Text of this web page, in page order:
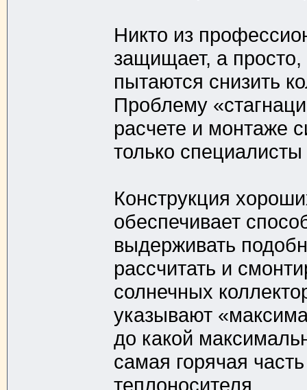
Никто из
защищает, а
пытаются снизить
Проблему
расчете и монтаже
только
Конструкция
обеспечивает
выдерживать
рассчитать и
солнечных
указывают
до какой
самая горячая
теплоносителя.